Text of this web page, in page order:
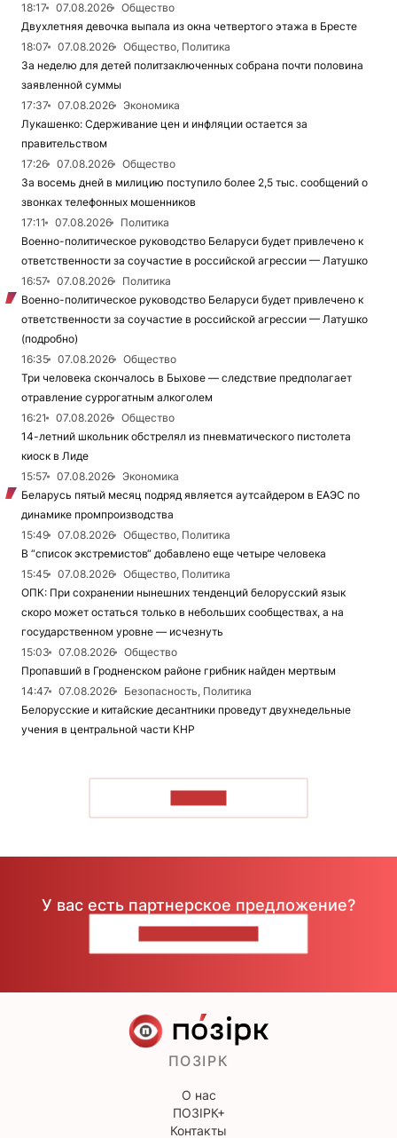
18:17
07.08.2026
Общество
Двухлетняя девочка выпала из окна четвертого этажа в Бресте
18:07
07.08.2026
Общество, Политика
За неделю для детей политзаключенных собрана почти половина
заявленной суммы
17:37
07.08.2026
Экономика
Лукашенко: Сдерживание цен и инфляции остается за
правительством
17:26
07.08.2026
Общество
За восемь дней в милицию поступило более 2,5 тыс. сообщений о
звонках телефонных мошенников
17:11
07.08.2026
Политика
Военно-политическое руководство Беларуси будет привлечено к
ответственности за соучастие в российской агрессии — Латушко
16:57
07.08.2026
Политика
Военно-политическое руководство Беларуси будет привлечено к
ответственности за соучастие в российской агрессии — Латушко
(подробно)
16:35
07.08.2026
Общество
Три человека скончалось в Быхове — следствие предполагает
отравление суррогатным алкоголем
16:21
07.08.2026
Общество
14-летний школьник обстрелял из пневматического пистолета
киоск в Лиде
15:57
07.08.2026
Экономика
Беларусь пятый месяц подряд является аутсайдером в ЕАЭС по
динамике промпроизводства
15:49
07.08.2026
Общество, Политика
В “список экстремистов“ добавлено еще четыре человека
15:45
07.08.2026
Общество, Политика
ОПК: При сохранении нынешних тенденций белорусский язык
скоро может остаться только в небольших сообществах, а на
государственном уровне — исчезнуть
15:03
07.08.2026
Общество
Пропавший в Гродненском районе грибник найден мертвым
14:47
07.08.2026
Безопасность, Политика
Белорусские и китайские десантники проведут двухнедельные
учения в центральной части КНР
У вас есть партнерское предложение?
ПОЗІРК
О нас
ПОЗІРК+
Контакты